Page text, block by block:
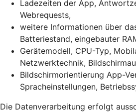
Ladezeiten der App,
Webrequests,
weitere Informationen über
Batteriestand, eingebauter
Gerätemodell, CPU-Typ,
Netzwerktechnik,
Bildschirmorientierung App-
Spracheinstellungen,
Die Datenverarbeitung erfolgt